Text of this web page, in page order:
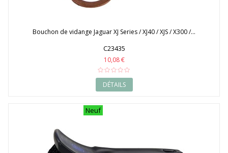
Bouchon de vidange Jaguar XJ Series / XJ40 / XJS / X300 /...
C23435
10,08 €
DÉTAILS
Neuf